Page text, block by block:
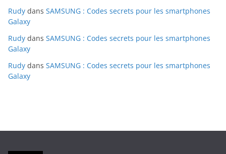
Rudy dans SAMSUNG : Codes secrets pour les smartphones
Galaxy
Rudy dans SAMSUNG : Codes secrets pour les smartphones
Galaxy
Rudy dans SAMSUNG : Codes secrets pour les smartphones
Galaxy